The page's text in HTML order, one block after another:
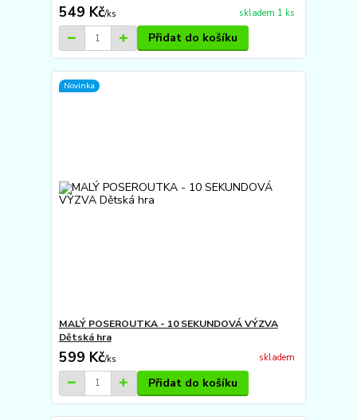
549 Kč/ks skladem 1 ks
Přidat do košíku
Novinka
MALÝ POSEROUTKA - 10 SEKUNDOVÁ VÝZVA
Dětská hra
599 Kč/ks skladem
Přidat do košíku